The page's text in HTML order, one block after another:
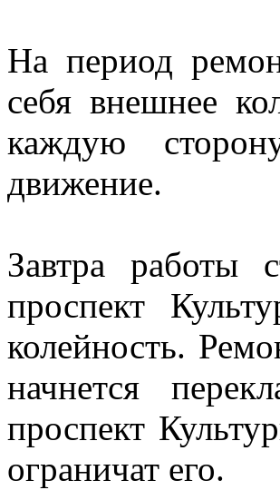
На период
себя внешнее
каждую
движение.
Завтра работы
проспект
колейность.
начнется
проспект
ограничат его.